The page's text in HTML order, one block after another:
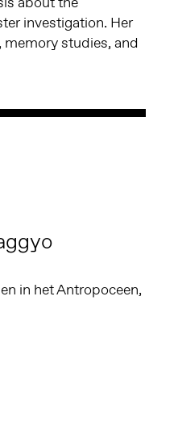
investigation. Her
memory studies, and
in het Antropoceen,